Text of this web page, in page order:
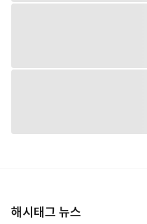
해시태그 뉴스